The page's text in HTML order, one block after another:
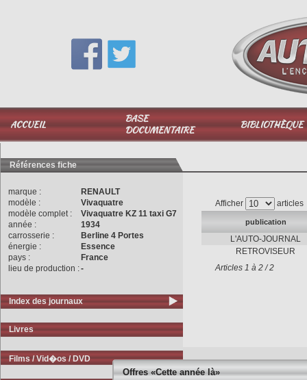
ACCUEIL
BASE
DOCUMENTAIRE
BIBLIOTHÈQUE
06 51 040 025
Références fiche
marque :
RENAULT
modèle :
Vivaquatre
modèle complet :
Vivaquatre KZ 11 taxi G7
année :
1934
carrosserie :
Berline 4 Portes
énergie :
Essence
pays :
France
lieu de production :-
Index des journaux
Livres
Films / Vid�os / DVD
Afficher articles
publication
L'AUTO-JOURNAL
RETROVISEUR
Articles 1 à 2 / 2
Offres «Cette année là»